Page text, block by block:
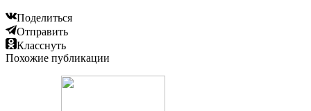
Поделиться
Отправить
Класснуть
Похожие публикации